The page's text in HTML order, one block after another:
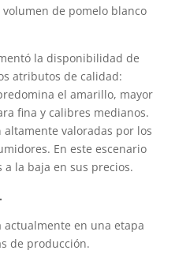
de pomelo blanco
la disponibilidad de
atributos de calidad:
el amarillo, mayor
fina y calibres medianos.
altamente valoradas por los
En este escenario
la baja en sus precios.
actualmente en una etapa
de producción.